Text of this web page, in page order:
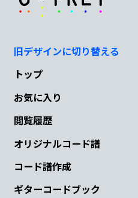
旧デザインに切り替える
トップ
お気に入り
閲覧履歴
オリジナルコード譜
コード譜作成
ギターコードブック